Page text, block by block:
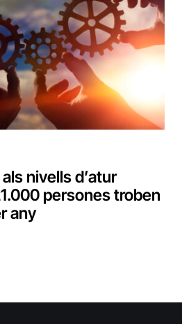
nivells d’atur
persones troben
any